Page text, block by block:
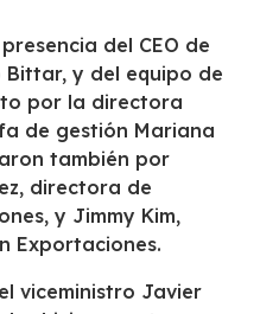
del CEO de
Bittar, y del equipo de
por la directora
de gestión Mariana
también por
directora de
y Jimmy Kim,
Exportaciones.
viceministro Javier